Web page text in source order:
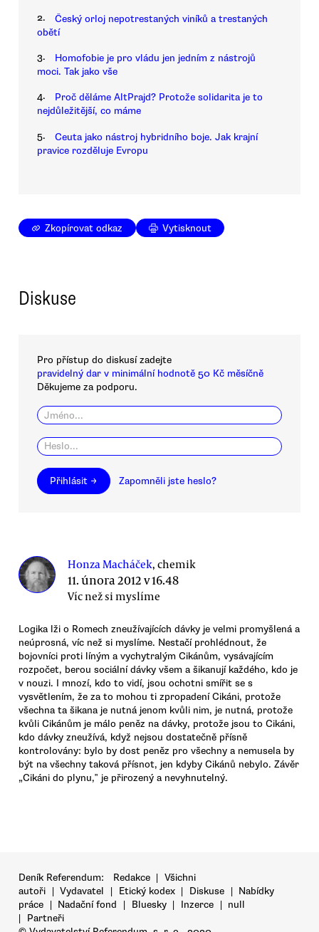
2.
Český orloj nepotrestaných viníků a trestaných
obětí
3.
Homofobie je pro vládu jen jedním z nástrojů
moci. Tak jako vše
4.
Proč děláme AltPrajd? Protože solidarita je to
nejdůležitější, co máme
5.
Ceuta jako nástroj hybridního boje. Jak krajní
pravice rozděluje Evropu
Zkopírovat odkaz Vytisknout
Diskuse
Pro přístup do diskusí zadejte
pravidelný dar v minimální hodnotě 50 Kč měsíčně
Děkujeme za podporu.
Přihlásit → Zapomněli jste heslo?
Honza Macháček, chemik
11. února 2012 v 16.48
Víc než si myslíme
Logika lži o Romech zneužívajících dávky je velmi promyšlená a
neúprosná, víc než si myslíme. Nestačí prohlédnout, že
bojovníci proti líným a vychytralým Cikánům, vysávajícím
rozpočet, berou sociální dávky všem a šikanují každého, kdo je
v nouzi. I mnozí, kdo to vidí, jsou ochotni smířit se s
vysvětlením, že za to mohou ti zpropadení Cikáni, protože
všechna ta šikana je nutná jenom kvůli nim, je nutná, protože
kvůli Cikánům je málo peněz na dávky, protože jsou to Cikáni,
kdo dávky zneužívá, když nejsou dostatečně přísně
kontrolovány: bylo by dost peněz pro všechny a nemusela by
být na všechny taková přísnot, jen kdyby Cikánů nebylo. Závěr
„Cikáni do plynu,‟ je přirozený a nevyhnutelný.
Deník Referendum: Redakce | Všichni
autoři | Vydavatel | Etický kodex | Diskuse | Nabídky
práce | Nadační fond | Bluesky | Inzerce | null
|
Partneři